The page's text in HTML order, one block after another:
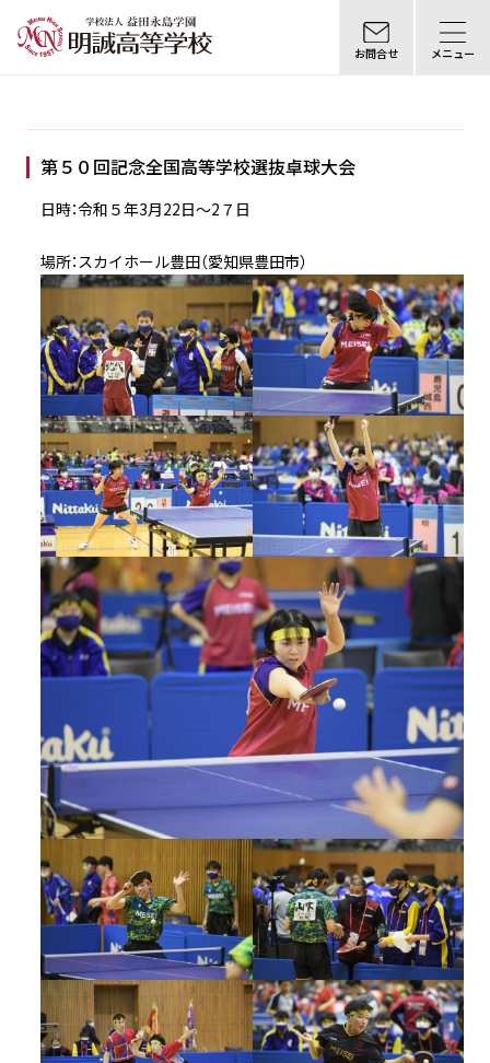
お問合せ メニュー
第５０回記念全国高等学校選抜卓球大会
日時：令和５年3月22日〜2７日
場所：スカイホール豊田（愛知県豊田市）